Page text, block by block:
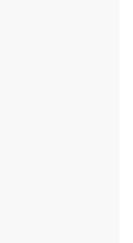
알루미늄,
215